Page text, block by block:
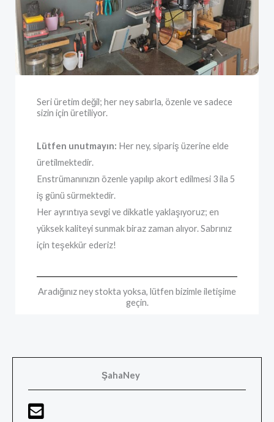
Seri üretim değil; her ney sabırla, özenle ve sadece
sizin için üretiliyor.
Lütfen unutmayın: Her ney, sipariş üzerine elde
üretilmektedir.
Enstrümanınızın özenle yapılıp akort edilmesi 3 ila 5
iş günü sürmektedir.
Her ayrıntıya sevgi ve dikkatle yaklaşıyoruz; en
yüksek kaliteyi sunmak biraz zaman alıyor. Sabrınız
için teşekkür ederiz!
Aradığınız ney stokta yoksa, lütfen bizimle iletişime
geçin.
ŞahaNey